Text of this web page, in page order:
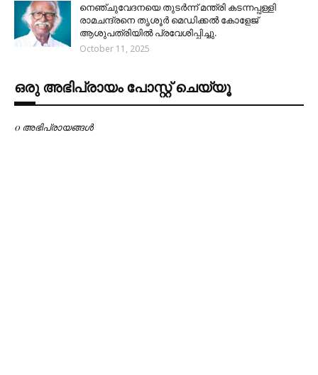
നെഞ്ചുവേദനയെ തുടർന്ന് മന്ത്രി കടന്നപ്പള്ളി
രാമചന്ദ്രനെ തൃശൂർ മെഡിക്കൽ കോളേജ്
ആശുപത്രിയിൽ പ്രവേശിപ്പിച്ചു.
October 11, 2025
ഒരു അഭിപ്രായം പോസ്റ്റ് ചെയ്യൂ
0 അഭിപ്രായങ്ങള്‍